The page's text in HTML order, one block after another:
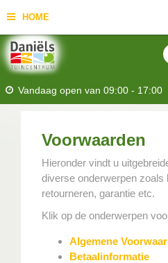
HOME
Vandaag open van 09:00 - 17:00
Voorwaarden
Hieronder vindt u
diverse onderwerpen zoals
retourneren, garantie etc.
Klik op de onderwerpen
Algemene
Betaalinformatie